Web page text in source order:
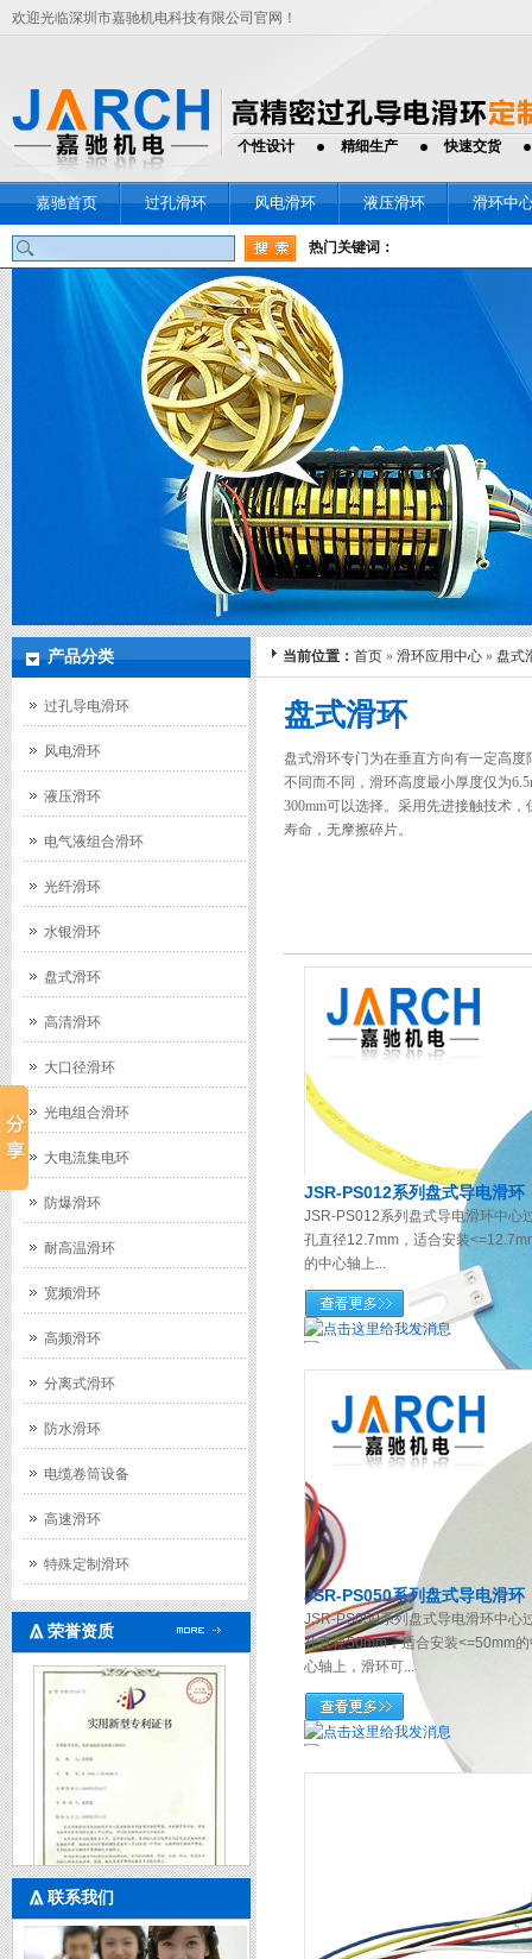
欢迎光临深圳市嘉驰机电科技有限公司官网！
个性设计 精细生产 快速交货
嘉驰首页 过孔滑环 风电滑环 液压滑环 滑环中
热门关键词：
产品分类
过孔导电滑环
风电滑环
液压滑环
电气液组合滑环
光纤滑环
水银滑环
盘式滑环
高清滑环
大口径滑环
光电组合滑环
大电流集电环
防爆滑环
耐高温滑环
宽频滑环
高频滑环
分离式滑环
防水滑环
电缆卷筒设备
高速滑环
特殊定制滑环
荣誉资质
实用新型专利证书一
联系我们
当前位置： 首页 » 滑环应用中心 » 盘式
盘式滑环
盘式滑环专门为在垂直方向有一定高
不同而不同，滑环高度最小厚度仅为
300mm可以选择。采用先进接触技术
寿命，无摩擦碎片。
JSR-PS012系列盘式导电滑环
JSR-PS012系列盘式导电滑环中心
孔直径12.7mm，适合安装
的中心轴上...
JSR-PS050系列盘式导电滑环
JSR-PS050系列盘式导电滑环中心
孔直径50mm，适合安装<=50mm
心轴上，滑环可...